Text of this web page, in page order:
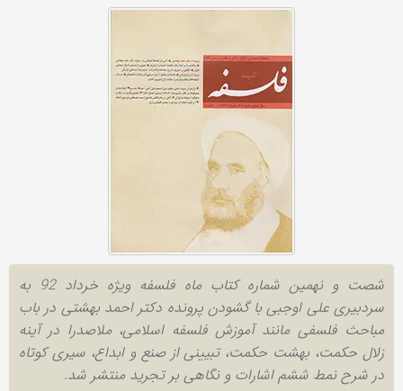
شصت و نهمین شماره کتاب ماه فلسفه ویژه خرداد 92 به
سردبیری علی اوجبی با گشودن پرونده دکتر احمد بهشتی در باب
مباحث فلسفی مانند آموزش فلسفه اسلامی، ملاصدرا در آینه
زلال حکمت، بهشت حکمت، تبیینی از صنع و ابداع، سیری کوتاه
در شرح نمط ششم اشارات و نگاهی بر تجرید منتشر شد.